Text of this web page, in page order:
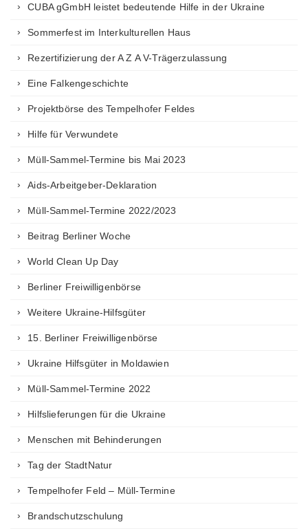
CUBA gGmbH leistet bedeutende Hilfe in der Ukraine
Sommerfest im Interkulturellen Haus
Rezertifizierung der A Z A V-Trägerzulassung
Eine Falkengeschichte
Projektbörse des Tempelhofer Feldes
Hilfe für Verwundete
Müll-Sammel-Termine bis Mai 2023
Aids-Arbeitgeber-Deklaration
Müll-Sammel-Termine 2022/2023
Beitrag Berliner Woche
World Clean Up Day
Berliner Freiwilligenbörse
Weitere Ukraine-Hilfsgüter
15. Berliner Freiwilligenbörse
Ukraine Hilfsgüter in Moldawien
Müll-Sammel-Termine 2022
Hilfslieferungen für die Ukraine
Menschen mit Behinderungen
Tag der StadtNatur
Tempelhofer Feld – Müll-Termine
Brandschutzschulung